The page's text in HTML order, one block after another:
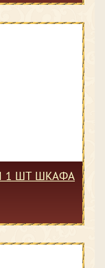
1 ШТ ШКАФА